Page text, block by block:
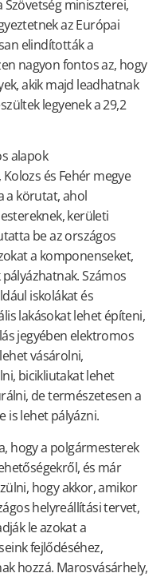
miniszterei,
az Európai
elindították a
nagyon fontos az, hogy
akik majd leadhatnak
legyenek a 29,2
alapok
és Fehér megye
a körutat, ahol
kerületi
be az országos
a komponenseket,
Számos
iskolákat és
lakásokat lehet építeni,
jegyében elektromos
vásárolni,
bicikliutakat lehet
de természetesen a
is lehet pályázni.
hogy a polgármesterek
és már
hogy akkor, amikor
helyreállítási tervet,
le azokat a
fejlődéséhez,
hozzá. Marosvásárhely,